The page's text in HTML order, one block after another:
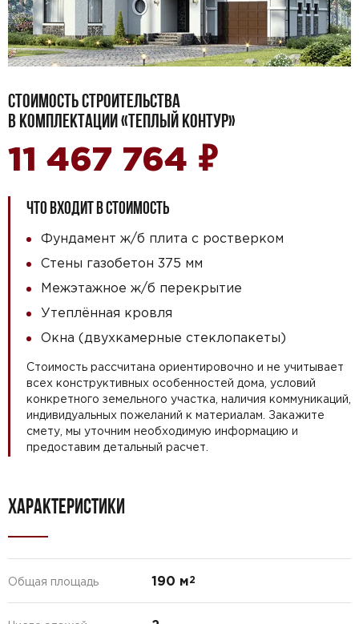
СТОИМОСТЬ СТРОИТЕЛЬСТВА
В КОМПЛЕКТАЦИИ «ТЕПЛЫЙ КОНТУР»
11 467 764 ₽
ЧТО ВХОДИТ В СТОИМОСТЬ
Фундамент ж/б плита с ростверком
Стены газобетон 375 мм
Межэтажное ж/б перекрытие
Утеплённая кровля
Окна (двухкамерные стеклопакеты)
Стоимость рассчитана ориентировочно и не учитывает
всех конструктивных особенностей дома, условий
конкретного земельного участка, наличия коммуникаций,
индивидуальных пожеланий к материалам. Закажите
смету, мы уточним необходимую информацию и
предоставим детальный расчет.
ХАРАКТЕРИСТИКИ
Общая площадь 190 м2